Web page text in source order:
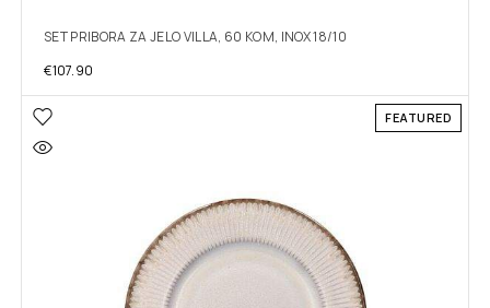
SET PRIBORA ZA JELO VILLA, 60 KOM, INOX 18/10
€107.90
FEATURED